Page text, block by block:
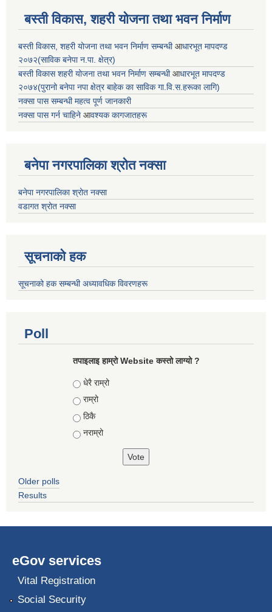
बस्ती विकास, शहरी योजना तथा भवन निर्माण
बस्ती विकास, शहरी योजना तथा भवन निर्माण सम्बन्धीआधारभूत मापदण्ड
२०७२(साविक बनेपा न.पा. क्षेत्र)
बस्ती विकास शहरी योजना तथा भवन निर्माण सम्बन्धीआधारभूत मापदण्ड
२०७४(पुरानो बनेपा नपा क्षेत्र बाहेक का साविक गा.वि.स.हरूका लागि)
नक्सा पास सम्बन्धी महत्व पूर्ण जानकारी
नक्सा पास गर्न चाहिने आवश्यक कागजातहरू
बनेपा नगरपालिका श्रोत नक्सा
बनेपा नगरपालिका श्रोत नक्सा
वडागत श्रोत नक्सा
सूचनाको हक
सूचनाको हक सम्बन्धी अध्यावधिक विवरणहरू
Poll
तपाइलाइ हाम्रो Website कस्तो लाग्यो ?
Choices
धेरै राम्रो
राम्रो
ठिकै
नराम्रो
Older polls
Results
eGov services
Vital Registration
Social Security